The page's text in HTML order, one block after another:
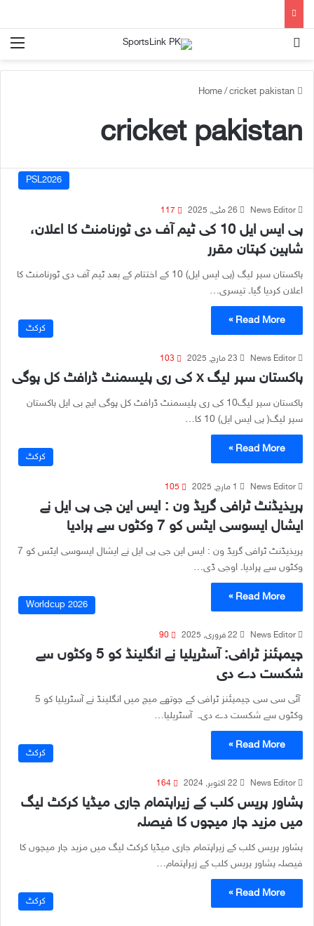
/cricket pakistan
cricket pakistan
PSL2026
News Editor 26 مئی, 2025 117
پی ایس ایل 10 کی ٹیم آف دی ٹورنامنٹ کا اعلان،
شاہین کپتان مقرر
پاکستان سپر لیگ (پی ایس ایل) 10 کے اختتام کے بعد ٹیم آف دی ٹورنامنٹ کا
اعلان کردیا گیا۔ تیسری…
Read More »
کرکٹ
News Editor 23 مارچ, 2025 103
پاکستان سپر لیگ x کی ری پلیسمنٹ ڈرافٹ کل ہوگی
پاکستان سپر لیگ10 کی ری پلیسمنٹ ڈرافٹ کل ہوگی ایچ بی ایل پاکستان
سپر لیگ( پی ایس ایل) 10 کا…
Read More »
کرکٹ
News Editor 1 مارچ, 2025 105
پریذیڈنٹ ٹرافی گریڈ ون : ایس این جی پی ایل نے
ایشال ایسوسی ایٹس کو 7 وکٹوں سے ہرادیا
پریذیڈنٹ ٹرافی گریڈ ون : ایس این جی پی ایل نے ایشال ایسوسی ایٹس کو 7
وکٹوں سے ہرادیا۔ اوجی ڈی…
Read More »
Worldcup 2026
News Editor 22 فروری, 2025 90
چیمپئنز ٹرافی: آسٹریلیا نے انگلینڈ کو 5 وکٹوں سے
شکست دے دی
آئی سی سی چیمپئنز ٹرافی کے چوتھے میچ میں انگلینڈ نے آسٹریلیا کو 5
وکٹوں سے شکست دے دی۔ آسٹریلیا…
Read More »
کرکٹ
News Editor 22 اکتوبر, 2024 164
پشاور پریس کلب کے زیراہتمام جاری میڈیا کرکٹ لیگ
میں مزید چار میچوں کا فیصلہ
پشاور پریس کلب کے زیراہتمام جاری میڈیا کرکٹ لیگ میں مزید چار میچوں کا
فیصلہ پشاور پریس کلب کے زیراہتمام…
Read More »
کرکٹ